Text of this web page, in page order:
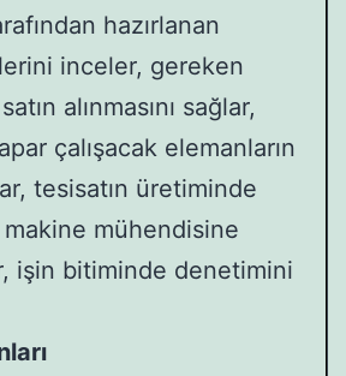
hazırlanan
inceler, gereken
alınmasını sağlar,
çalışacak elemanların
tesisatın üretiminde
mühendisine
işin bitiminde denetimini